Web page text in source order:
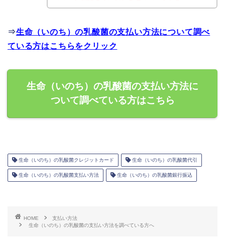
⇒生命（いのち）の乳酸菌の支払い方法について調べ
ている方はこちらをクリック
生命（いのち）の乳酸菌の支払い方法に
ついて調べている方はこちら
生命（いのち）の乳酸菌クレジットカード 生命（いのち）の乳酸菌代引
生命（いのち）の乳酸菌支払い方法 生命（いのち）の乳酸菌銀行振込
HOME
支払い方法
生命（いのち）の乳酸菌の支払い方法を調べている方へ